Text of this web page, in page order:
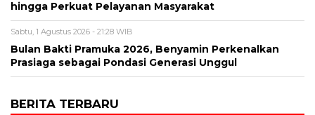
hingga Perkuat Pelayanan Masyarakat
Sabtu, 1 Agustus 2026 - 21:28 WIB
Bulan Bakti Pramuka 2026, Benyamin Perkenalkan
Prasiaga sebagai Pondasi Generasi Unggul
BERITA TERBARU